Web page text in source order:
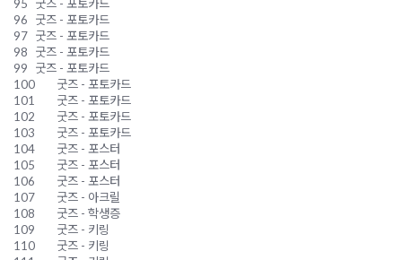
95
굿즈 - 포토카드
96
굿즈 - 포토카드
97 굿즈 - 포토카드
98
굿즈 - 포토카드
99
굿즈 - 포토카드
100
굿즈 - 포토카드
101
굿즈 - 포토카드
102
굿즈 - 포토카드
103
굿즈 - 포토카드
104
굿즈 - 포스터
105
굿즈 - 포스터
106
굿즈 - 포스터
107
굿즈 - 아크릴
108
굿즈 - 학생증
109
굿즈 - 키링
110
굿즈 - 키링